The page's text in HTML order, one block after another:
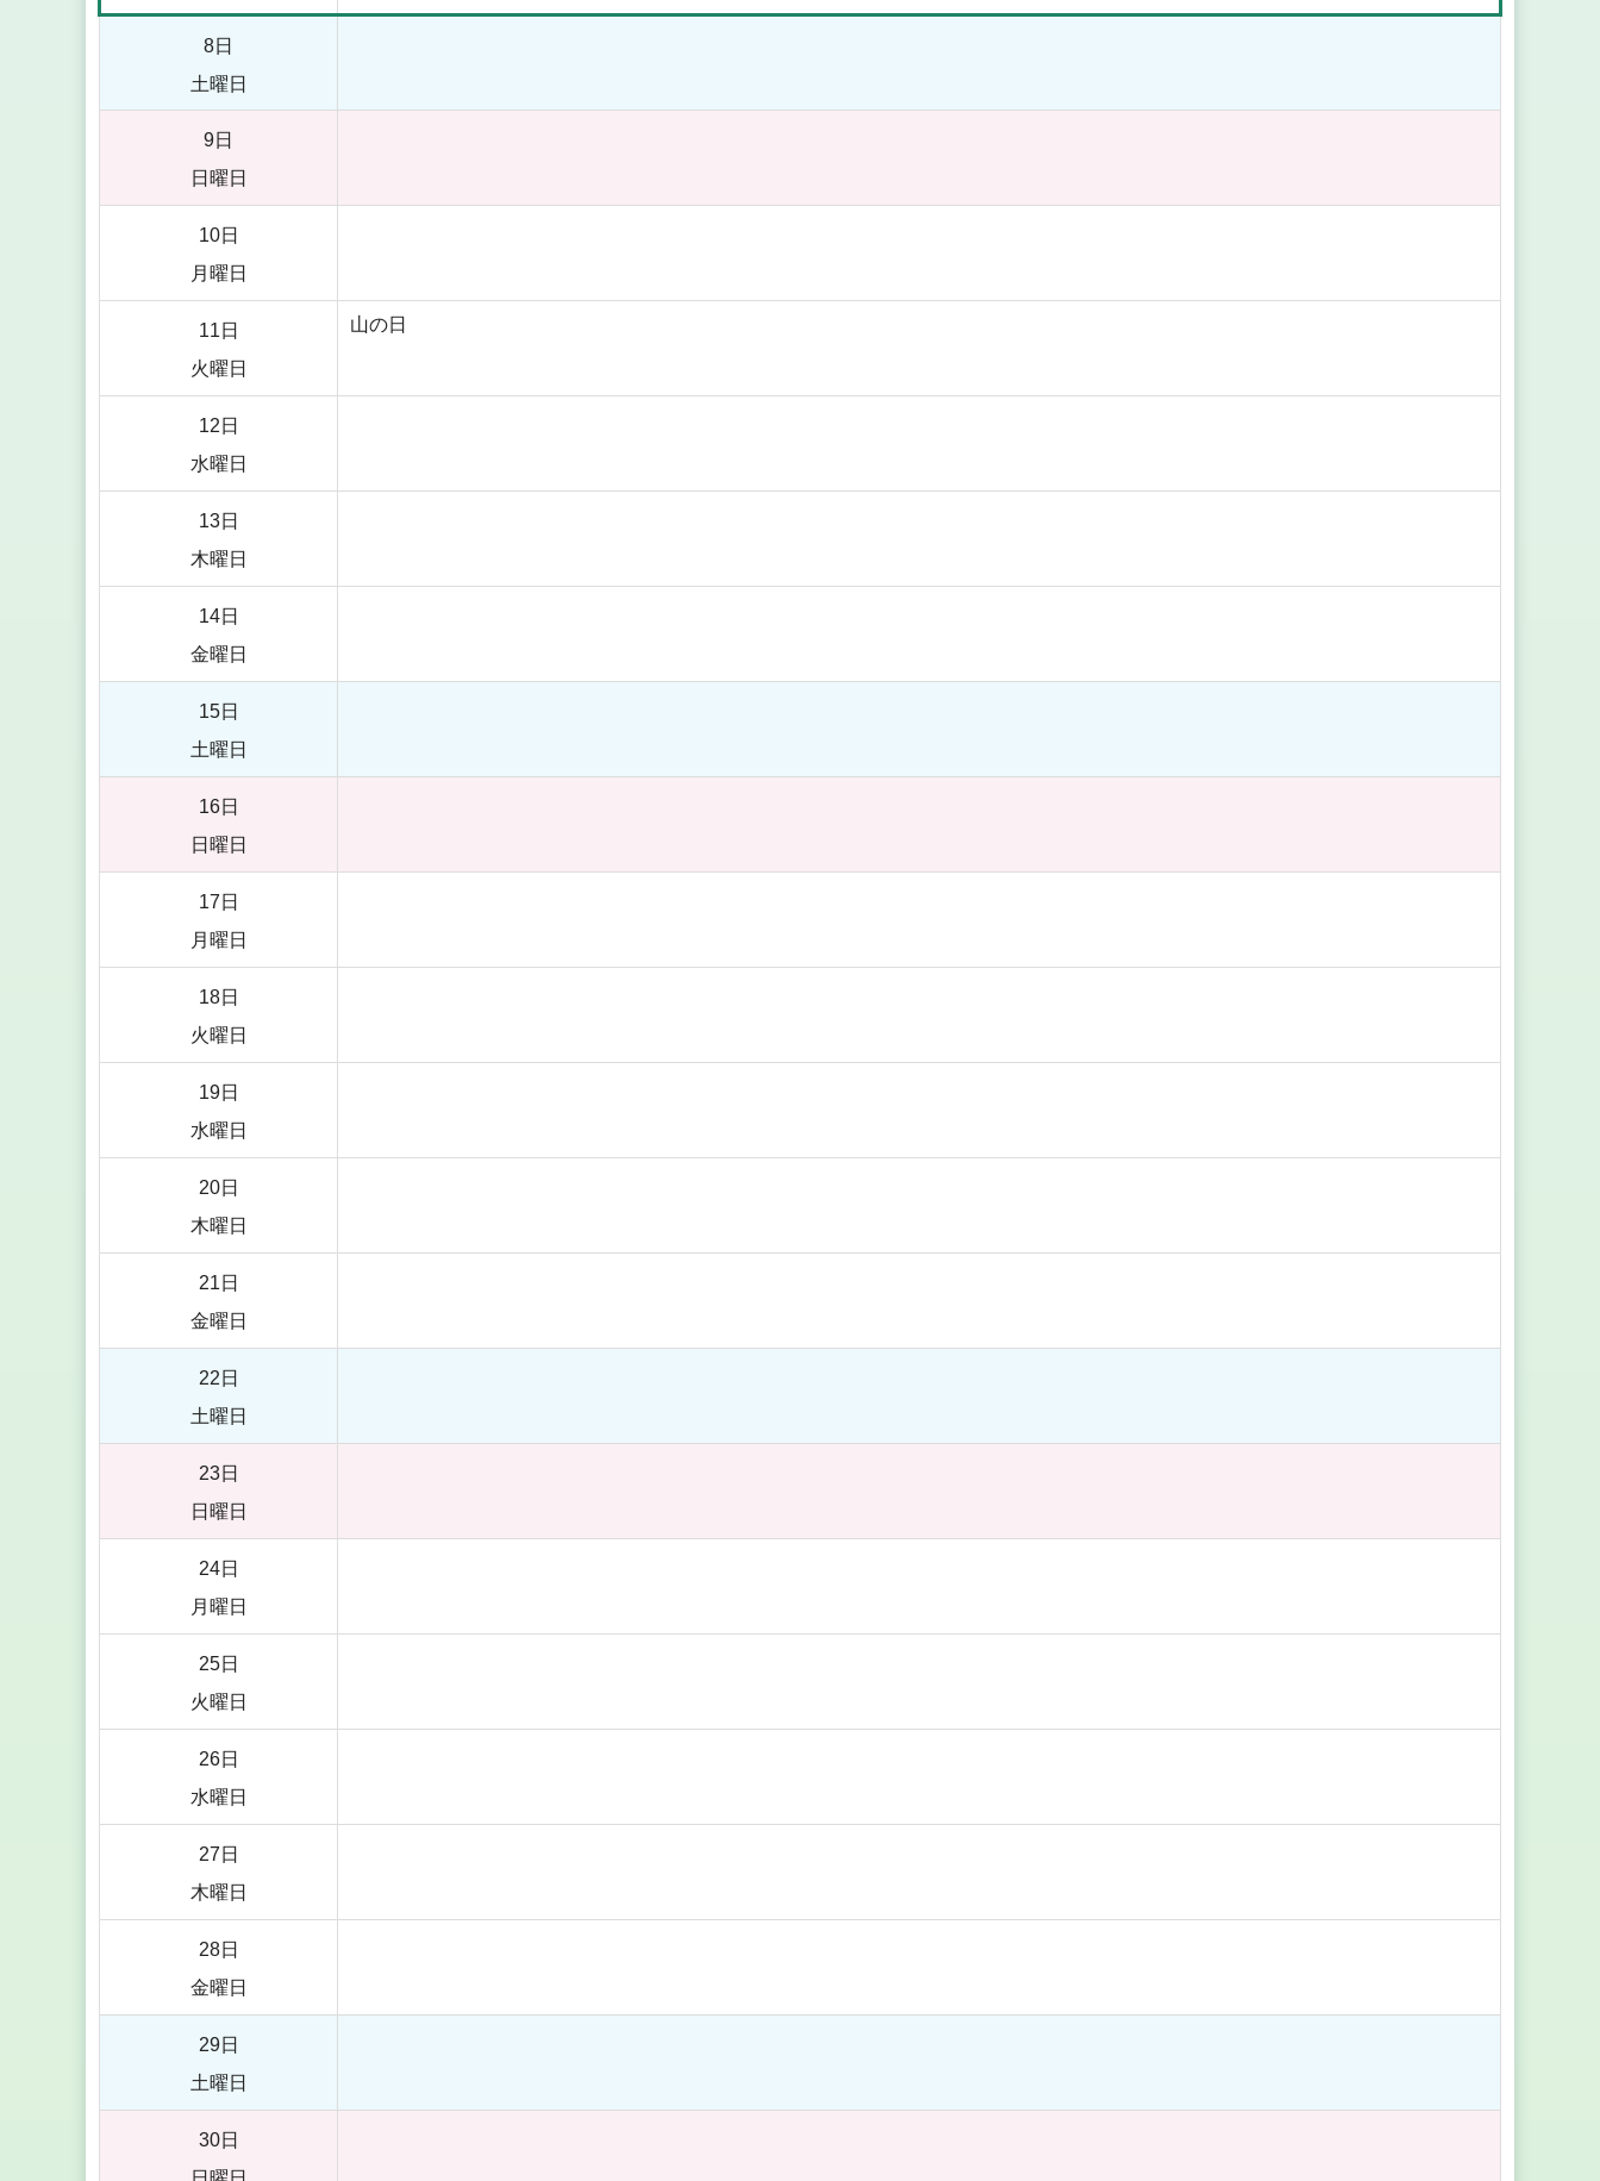
8日
土曜日
9日
日曜日
10日
月曜日
11日
火曜日
山の日
12日
水曜日
13日
木曜日
14日
金曜日
15日
土曜日
16日
日曜日
17日
月曜日
18日
火曜日
19日
水曜日
20日
木曜日
21日
金曜日
22日
土曜日
23日
日曜日
24日
月曜日
25日
火曜日
26日
水曜日
27日
木曜日
28日
金曜日
29日
土曜日
30日